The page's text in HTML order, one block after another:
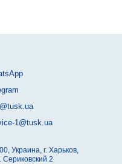
1@tusk.ua
Украина, г. Харьков,
Сериковский 2